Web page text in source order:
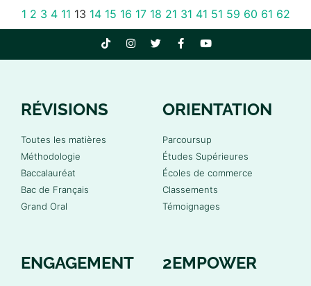
1 2 3 4 11 13 14 15 16 17 18 21 31 41 51 59 60 61 62
RÉVISIONS
Toutes les matières
Méthodologie
Baccalauréat
Bac de Français
Grand Oral
ORIENTATION
Parcoursup
Études Supérieures
Écoles de commerce
Classements
Témoignages
ENGAGEMENT 2EMPOWER